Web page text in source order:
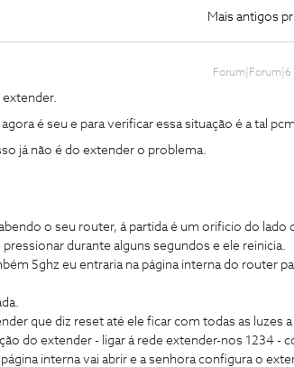
Mais antigos
Forum|Forum|6
é seu e para verificar essa situação é a tal
já não é do extender o problema.
o seu router, á partida é um orificio do lado
durante alguns segundos e ele reinicia.
5ghz eu entraria na página interna do router
que diz reset até ele ficar com todas as luzes a
do extender - ligar á rede extender-nos 1234 -
interna vai abrir e a senhora configura o